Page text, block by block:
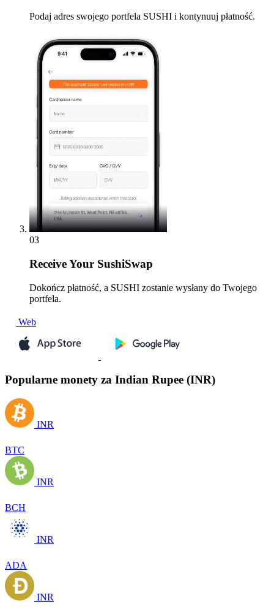
Podaj adres swojego portfela SUSHI i kontynuuj płatność.
03
ReceiveYour SushiSwap
Dokończ płatność, a SUSHI zostanie wysłany do Twojego
portfela.
Web
Popularne monety za Indian Rupee (INR)
INR
BTC
INR
BCH
INR
ADA
INR